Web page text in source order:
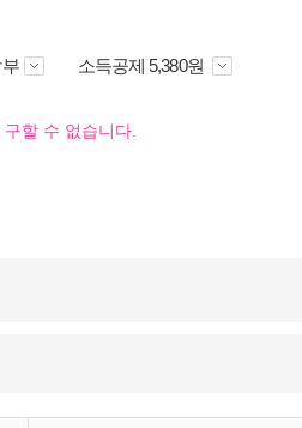
소득공제 5,380원
할 수 없습니다.